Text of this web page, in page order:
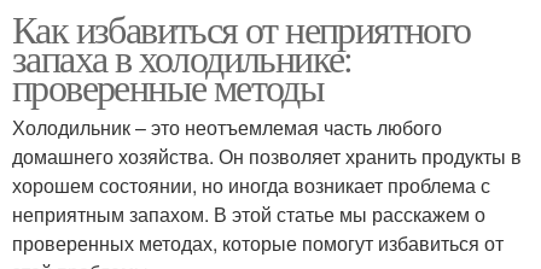
Как избавиться от неприятного
запаха в холодильнике:
проверенные методы
Холодильник – это неотъемлемая часть любого
домашнего хозяйства. Он позволяет хранить продукты в
хорошем состоянии, но иногда возникает проблема с
неприятным запахом. В этой статье мы расскажем о
проверенных методах, которые помогут избавиться от